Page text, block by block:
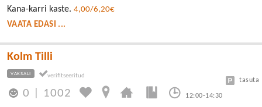
Kana-karri kaste. 4,00/6,20€
VAATA EDASI ...
Kolm Tilli
VAKSALI
0 1002 12:00-14:30
tasuta